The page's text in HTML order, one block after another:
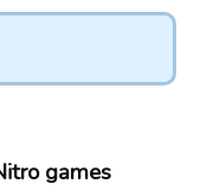
games